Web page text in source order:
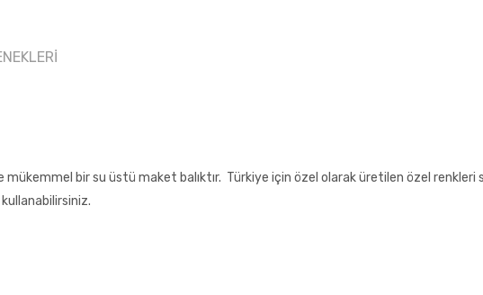
mükemmel bir su üstü maket balıktır. Türkiye için özel olarak üretilen özel